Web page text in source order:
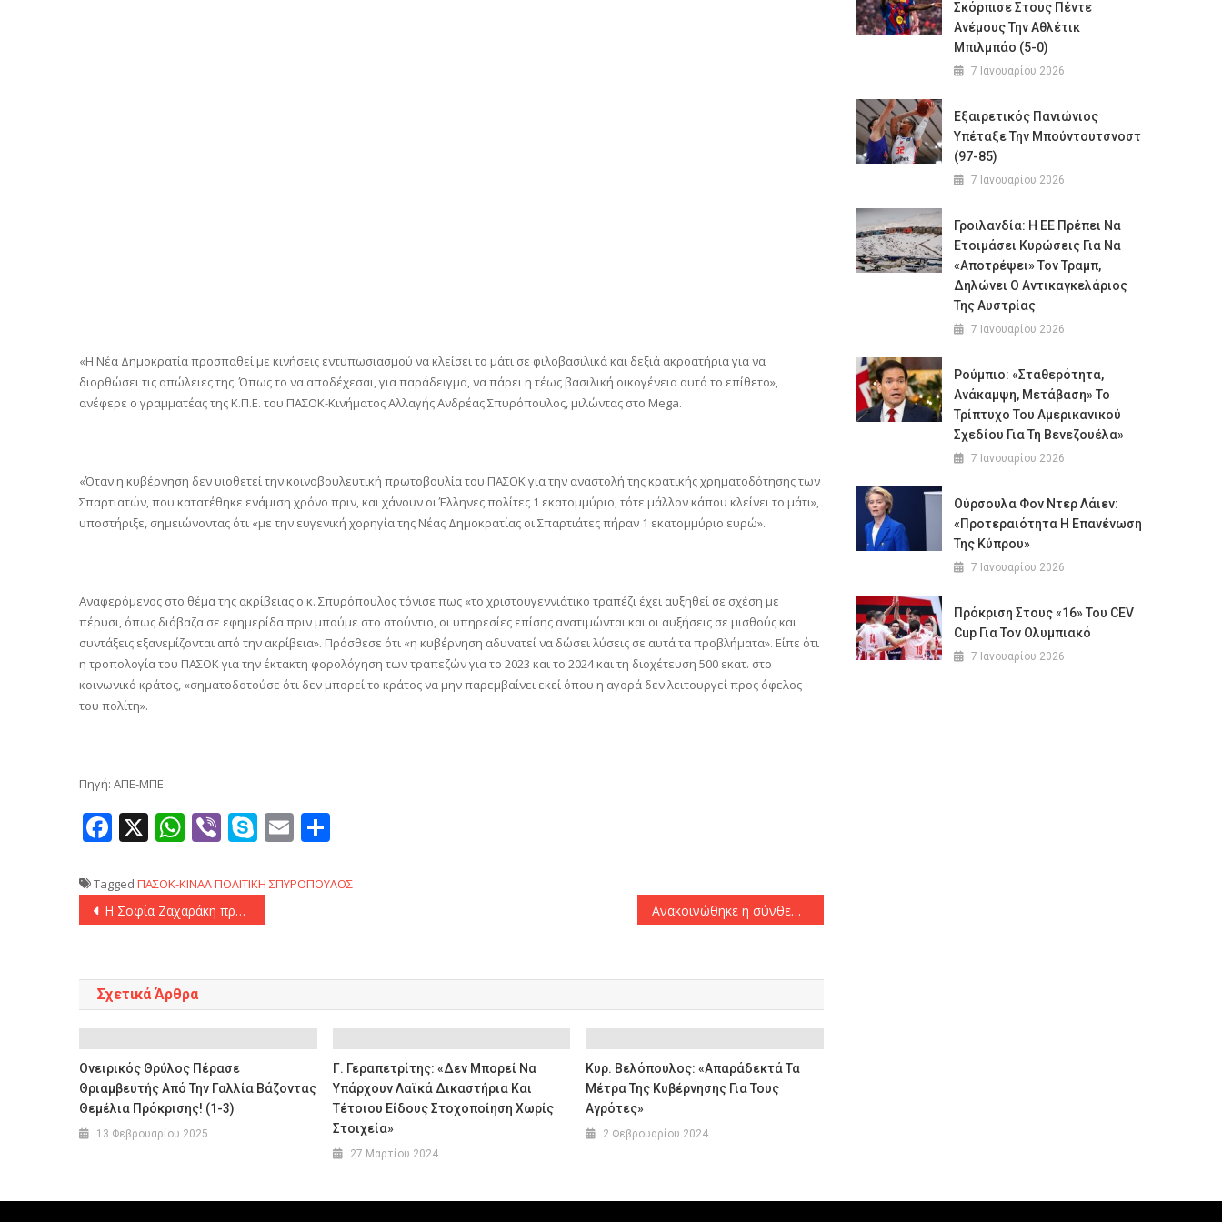
«Η Νέα Δημοκρατία προσπαθεί με κινήσεις εντυπωσιασμού να κλείσει το μάτι σε φιλοβασιλικά και δεξιά ακροατήρια για να
διορθώσει τις απώλειες της. Όπως το να αποδέχεσαι, για παράδειγμα, να πάρει η τέως βασιλική οικογένεια αυτό το επίθετο»,
ανέφερε ο γραμματέας της Κ.Π.Ε. του ΠΑΣΟΚ-Κινήματος Αλλαγής Ανδρέας Σπυρόπουλος, μιλώντας στο Mega.
«Όταν η κυβέρνηση δεν υιοθετεί την κοινοβουλευτική πρωτοβουλία του ΠΑΣΟΚ για την αναστολή της κρατικής χρηματοδότησης των
Σπαρτιατών, που κατατέθηκε ενάμιση χρόνο πριν, και χάνουν οι Έλληνες πολίτες 1 εκατομμύριο, τότε μάλλον κάπου κλείνει το μάτι»,
υποστήριξε, σημειώνοντας ότι «με την ευγενική χορηγία της Νέας Δημοκρατίας οι Σπαρτιάτες πήραν 1 εκατομμύριο ευρώ».
Αναφερόμενος στο θέμα της ακρίβειας ο κ. Σπυρόπουλος τόνισε πως «το χριστουγεννιάτικο τραπέζι έχει αυξηθεί σε σχέση με
πέρυσι, όπως διάβαζα σε εφημερίδα πριν μπούμε στο στούντιο, οι υπηρεσίες επίσης ανατιμώνται και οι αυξήσεις σε μισθούς και
συντάξεις εξανεμίζονται από την ακρίβεια». Πρόσθεσε ότι «η κυβέρνηση αδυνατεί να δώσει λύσεις σε αυτά τα προβλήματα». Είπε ότι
η τροπολογία του ΠΑΣΟΚ για την έκτακτη φορολόγηση των τραπεζών για το 2023 και το 2024 και τη διοχέτευση 500 εκατ. στο
κοινωνικό κράτος, «σηματοδοτούσε ότι δεν μπορεί το κράτος να μην παρεμβαίνει εκεί όπου η αγορά δεν λειτουργεί προς όφελος
του πολίτη».
Πηγή: ΑΠΕ-ΜΠΕ
Facebook
X WhatsApp
ViberSkype
Email
Tagged ΠΑΣΟΚ-ΚΙΝΑΛΠΟΛΙΤΙΚΗ ΣΠΥΡΟΠΟΥΛΟΣ
Πλοήγηση
Η Σοφία Ζαχαράκη προανήγγειλε το πρόγραμμα μακροχρόνιας φροντίδας «Φροντιστής της Γειτονιάς» Ανακοινώθηκε η σύνθεση της νέας γαλλικής κυβέρνησης υπό τον Φρανσουά Μπαϊρού
Σχετικά Άρθρα
Ονειρικός Θρύλος Πέρασε
Θριαμβευτής Από Την Γαλλία Βάζοντας
Θεμέλια Πρόκρισης! (1-3)
13 Φεβρουαρίου 2025
Γ. Γεραπετρίτης: «Δεν Μπορεί Να
Υπάρχουν Λαϊκά Δικαστήρια Και
Τέτοιου Είδους Στοχοποίηση Χωρίς
Στοιχεία»
27 Μαρτίου 2024
Κυρ. Βελόπουλος: «Απαράδεκτά Τα
Μέτρα Της Κυβέρνησης Για Τους
Αγρότες»
2 Φεβρουαρίου 2024
Σκόρπισε Στους Πέντε
Ανέμους Την Αθλέτικ
Μπιλμπάο (5-0)
7 Ιανουαρίου 2026
Εξαιρετικός Πανιώνιος
Υπέταξε Την Μπούντουτσνοστ
(97-85)
7 Ιανουαρίου 2026
Γροιλανδία: Η ΕΕ Πρέπει Να
Ετοιμάσει Κυρώσεις Για Να
«αποτρέψει» Τον Τραμπ,
Δηλώνει Ο Αντικαγκελάριος
Της Αυστρίας
7 Ιανουαρίου 2026
Ρούμπιο: «Σταθερότητα,
Ανάκαμψη, Μετάβαση» Το
Τρίπτυχο Του Αμερικανικού
Σχεδίου Για Τη Βενεζουέλα»
7 Ιανουαρίου 2026
Ούρσουλα Φον Ντερ Λάιεν:
«Προτεραιότητα Η Επανένωση
Της Κύπρου»
7 Ιανουαρίου 2026
Πρόκριση Στους «16» Του CEV
Cup Για Τον Ολυμπιακό
7 Ιανουαρίου 2026